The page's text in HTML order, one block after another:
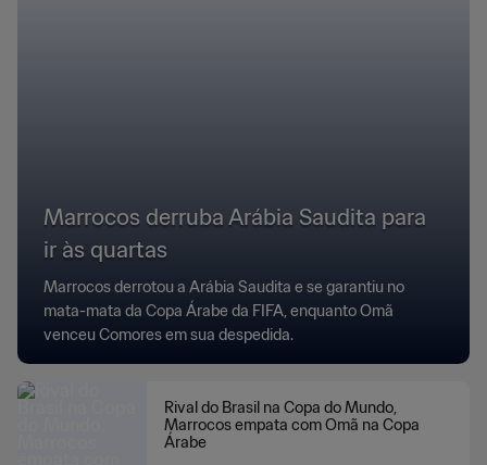
Marrocos derruba Arábia Saudita para
ir às quartas
Marrocos derrotou a Arábia Saudita e se garantiu no
mata-mata da Copa Árabe da FIFA, enquanto Omã
venceu Comores em sua despedida.
Rival do Brasil na Copa do Mundo,
Marrocos empata com Omã na Copa
Árabe